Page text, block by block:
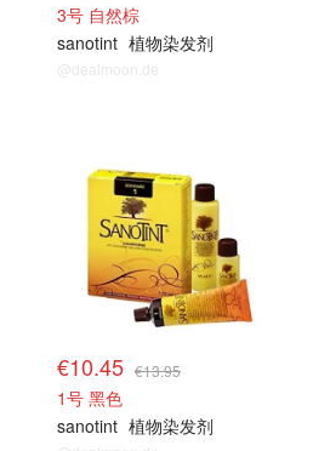
3号 自然棕
sanotint 植物染发剂
@dealmoon.de
€10.45 €13.95
1号 黑色
sanotint 植物染发剂